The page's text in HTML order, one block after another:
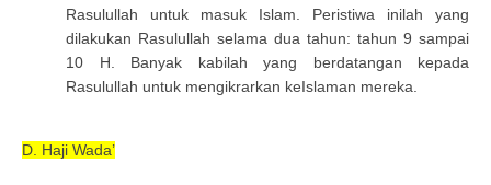
Rasulullah untuk masuk Islam. Peristiwa inilah yang
dilakukan Rasulullah selama dua tahun: tahun 9 sampai
10 H. Banyak kabilah yang berdatangan kepada
Rasulullah untuk mengikrarkan keIslaman mereka.
D. Haji Wada’